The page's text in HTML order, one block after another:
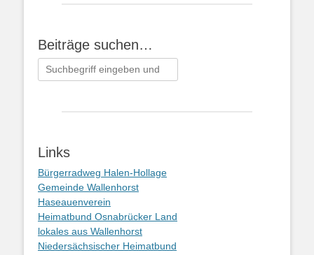
Beiträge suchen…
Suchen
nach:
Links
Bürgerradweg Halen-Hollage
Gemeinde Wallenhorst
Haseauenverein
Heimatbund Osnabrücker Land
lokales aus Wallenhorst
Niedersächsischer Heimatbund